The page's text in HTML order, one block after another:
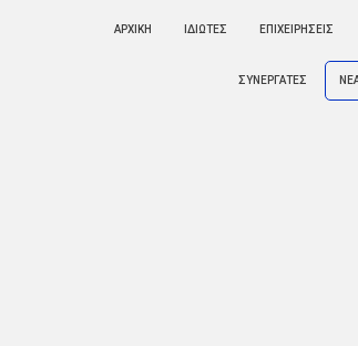
ΑΡΧΙΚΗ ΙΔΙΩΤΕΣ ΕΠΙΧΕΙΡΗΣΕΙΣ
ΣΥΝΕΡΓΑΤΕΣ